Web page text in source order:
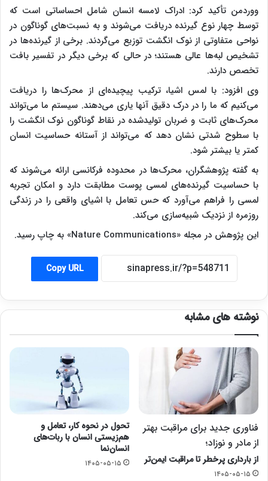
ووردمن تأکید کرد: ادراک لامسه انسان شامل احساساتی است که
توسط چهار نوع گیرنده دریافت می‌شوند و به نسبت‌های گوناگون در
نواحی متفاوتی از نوک انگشت توزیع می‌گردند. برخی از گیرنده‌ها در
تشخیص لبه‌ها عالی هستند؛ در حالی که برخی دیگر در تفسیر بافت
تخصص دارند.
وی افزود: با لمس اشیا، ترکیب پیچیده‌ای از محرک‌ها را دریافت
می‌کنیم که ما را در درک دقیق آنها یاری می‌دهند. سیستم ما می‌تواند
محرک‌های ثابت و ضربان تولیدشده در نقاط گوناگون نوک انگشت را
با سطوح شدتی نشان دهد که می‌تواند از آستانه حساسیت انسان
کمتر یا بیشتر شود.
به گفته پژوهشگران، محرک‌ها در محدوده فرکانسی ارائه می‌شوند که
با حساسیت گیرنده‌های لمسی پوست مطابقت دارد و امکان تجربه
لمسی را فراهم می‌آورد که حس تعامل با اشیای واقعی را در زندگی
روزمره از نزدیک شبیه‌سازی می‌کند.
این پژوهش در مجله «Nature Communications» به چاپ رسید.
Copy URL
نوشته های مشابه
فناوری جدید برای مراقبت بهتر
از مادر و نوزاد؛
از بارداری پرخطر تا مراقبت ایمن‌تر
۱۴۰۵-۰۵-۱۵
تحول در نحوه کار، تعامل و
هم‌زیستی انسان با ربات‌های
انسان‌نما
۱۴۰۵-۰۵-۱۵